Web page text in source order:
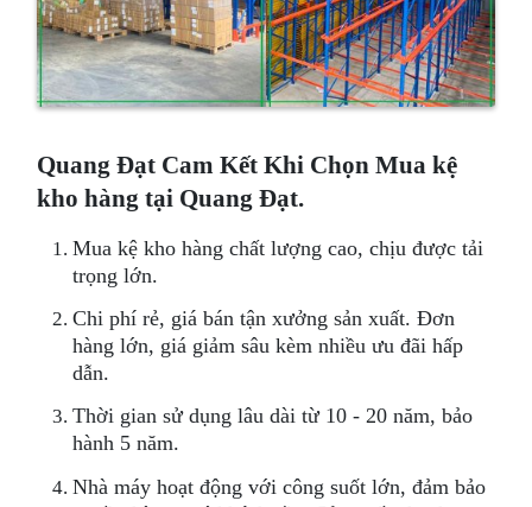
Quang Đạt Cam Kết Khi Chọn Mua kệ
kho hàng tại Quang Đạt.
Mua kệ kho hàng chất lượng cao, chịu được tải
trọng lớn.
Chi phí rẻ, giá bán tận xưởng sản xuất. Đơn
hàng lớn, giá giảm sâu kèm nhiều ưu đãi hấp
dẫn.
Thời gian sử dụng lâu dài từ 10 - 20 năm, bảo
hành 5 năm.
Nhà máy hoạt động với công suốt lớn, đảm bảo